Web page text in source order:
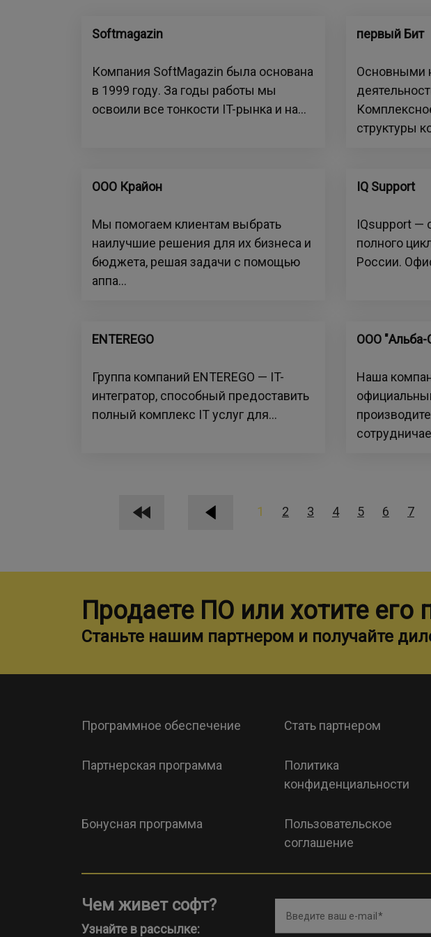
Softmagazin
Компания SoftMagazin была основана
в 1999 году. За годы работы мы
освоили все тонкости IT-рынка и на...
первый Бит
Основными
структуры
ООО Крайон
Мы помогаем клиентам выбрать
наилучшие решения для их бизнеса и
бюджета, решая задачи с помощью
аппа...
IQ Support
IQsupport —
полного
России.
ENTEREGO
Группа компаний ENTEREGO — IT-
интегратор, способный предоставить
полный комплекс IT услуг для...
ООО "Альба-
Наша
1 2 3 4 5 6 7
Продаете ПО или хотите его
Станьте нашим партнером и получайте
Программное обеспечение Стать партнером
Партнерская программа
Политика
конфиденциальности
Бонусная программа
Пользовательское
соглашение
Чем живет софт?
Узнайте в рассылке:
Введите ваш e-mail